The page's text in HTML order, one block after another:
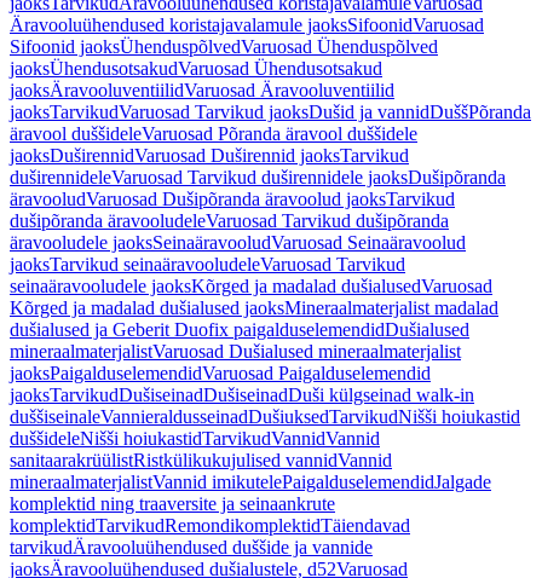
Äravooluühendused koristajavalamule jaoksSifoonidVaruosad
Sifoonid jaoksÜhenduspõlvedVaruosad Ühenduspõlved
jaoksÜhendusotsakudVaruosad Ühendusotsakud
jaoksÄravooluventiilidVaruosad Äravooluventiilid
jaoksTarvikudVaruosad Tarvikud jaoksDušid ja vannidDuššPõranda
äravool duššideleVaruosad Põranda äravool duššidele
jaoksDuširennidVaruosad Duširennid jaoksTarvikud
duširennideleVaruosad Tarvikud duširennidele jaoksDušipõranda
äravooludVaruosad Dušipõranda äravoolud jaoksTarvikud
dušipõranda äravooludeleVaruosad Tarvikud dušipõranda
äravooludele jaoksSeinaäravooludVaruosad Seinaäravoolud
jaoksTarvikud seinaäravooludeleVaruosad Tarvikud
seinaäravooludele jaoksKõrged ja madalad dušialusedVaruosad
Kõrged ja madalad dušialused jaoksMineraalmaterjalist madalad
dušialused ja Geberit Duofix paigalduselemendidDušialused
mineraalmaterjalistVaruosad Dušialused mineraalmaterjalist
jaoksPaigalduselemendidVaruosad Paigalduselemendid
jaoksTarvikudDušiseinadDušiseinadDuši külgseinad walk-in
duššiseinaleVannieraldusseinadDušiuksedTarvikudNišši hoiukastid
duššideleNišši hoiukastidTarvikudVannidVannid
sanitaarakrüülistRistkülikukujulised vannidVannid
mineraalmaterjalistVannid imikutelePaigalduselemendidJalgade
komplektid ning traaversite ja seinaankrute
komplektidTarvikudRemondikomplektidTäiendavad
tarvikudÄravooluühendused duššide ja vannide
jaoksÄravooluühendused dušialustele, d52Varuosad